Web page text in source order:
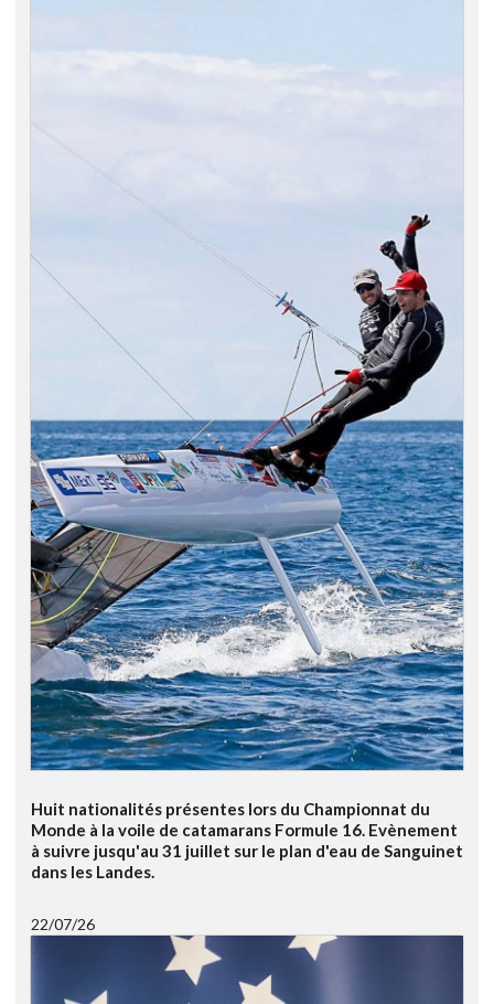
Huit nationalités présentes lors du Championnat du
Monde à la voile de catamarans Formule 16. Evènement
à suivre jusqu'au 31 juillet sur le plan d'eau de Sanguinet
dans les Landes.
22/07/26